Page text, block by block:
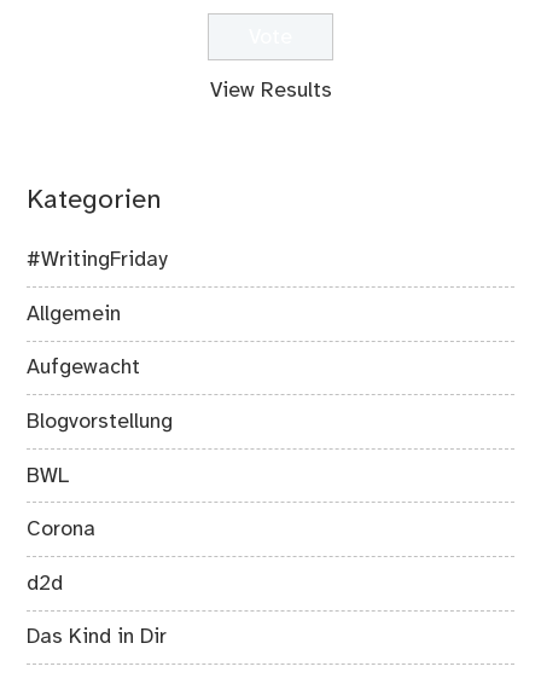
View Results
Kategorien
#WritingFriday
Allgemein
Aufgewacht
Blogvorstellung
BWL
Corona
d2d
Das Kind in Dir